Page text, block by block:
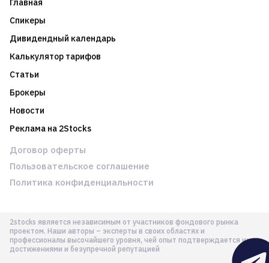
Главная
Спикеры
Дивидендный календарь
Калькулятор тарифов
Статьи
Брокеры
Новости
Реклама на 2Stocks
2stocks является независимым от участников фондового рынка
проектом. Наши авторы – эксперты в своих областях и
профессионалы высочайшего уровня, чей опыт подтверждается их
достижениями и безупречной репутацией
Договор оферты
Пользовательское соглашение
Политика конфиденциальности